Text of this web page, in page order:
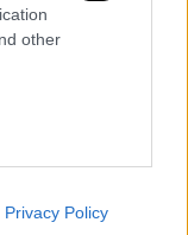
other
Privacy Policy
ιούς μέσα σε
οι
ντυμένος
θανάτου